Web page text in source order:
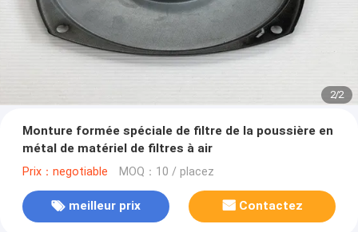
2/2
Monture formée spéciale de filtre de la poussière en
métal de matériel de filtres à air
Prix：negotiable MOQ：10 / placez
meilleur prix Contactez